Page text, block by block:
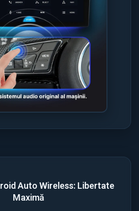
Auto Wireless: Libertate
Maximă